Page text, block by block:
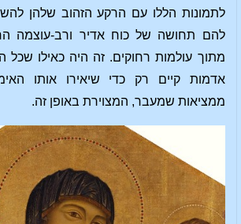
לתמונות הללו עם הרקע הזהוב שלהן
להם תחושה של כוח אדיר ורב-עוצמה
מתוך עולמות רחוקים. זה היה כאילו שכל
אדמות קיים רק כדי שיאירו אותו
ממציאות שמעבר, המצוירת באופן זה.